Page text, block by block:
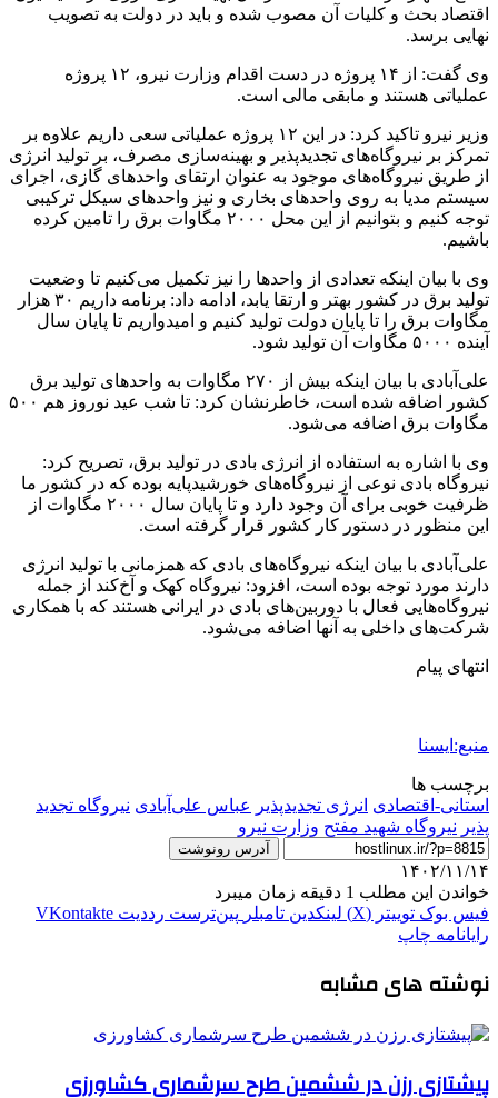
اقتصاد بحث و کلیات آن مصوب شده و باید در دولت به تصویب
نهایی برسد.
وی گفت: از ۱۴ پروژه در دست اقدام وزارت نیرو، ۱۲ پروژه
عملیاتی هستند و مابقی مالی است.
وزیر نیرو تاکید کرد: در این ۱۲ پروژه عملیاتی سعی داریم علاوه بر
تمرکز بر نیروگاه‌های تجدیدپذیر و بهینه‌سازی مصرف، بر تولید انرژی
از طریق نیروگاه‌های موجود به عنوان ارتقای واحدهای گازی، اجرای
سیستم مدیا به روی واحدهای بخاری و نیز واحدهای سیکل ترکیبی
توجه کنیم و بتوانیم از این محل ۲۰۰۰ مگاوات برق را تامین کرده
باشیم.
وی با بیان اینکه تعدادی از واحدها را نیز تکمیل می‌کنیم تا وضعیت
تولید برق در کشور بهتر و ارتقا یابد، ادامه داد: برنامه داریم ۳۰ هزار
مگاوات برق را تا پایان دولت تولید کنیم و امیدواریم تا پایان سال
آینده ۵۰۰۰ مگاوات آن تولید شود.
علی‌آبادی با بیان اینکه بیش از ۲۷۰ مگاوات به واحدهای تولید برق
کشور اضافه شده است، خاطرنشان کرد: تا شب عید نوروز هم ۵۰۰
مگاوات برق اضافه می‌شود.
وی با اشاره به استفاده از انرژی بادی در تولید برق، تصریح کرد:
نیروگاه بادی نوعی از نیروگاه‌های خورشیدپایه بوده که در کشور ما
ظرفیت خوبی برای آن وجود دارد و تا پایان سال ۲۰۰۰ مگاوات از
این منظور در دستور کار کشور قرار گرفته است.
علی‌آبادی با بیان اینکه نیروگاه‌های بادی که همزمانی با تولید انرژی
دارند مورد توجه بوده است، افزود: نیروگاه کهک و آخ‌کند از جمله
نیروگاه‌هایی فعال با دوربین‌های بادی در ایرانی هستند که با همکاری
شرکت‌های داخلی به آنها اضافه می‌شود.
انتهای پیام
منبع:ایسنا
برچسب ها
استانی-اقتصادی انرژی تجدید‌پذیر عباس علی‌آبادی نیروگاه تجدید
پذیر نیروگاه شهید مفتح وزارت نیرو
آدرس رونوشت
۱۴۰۲/۱۱/۱۴
خواندن این مطلب 1 دقیقه زمان میبرد
فیس بوک توییتر (X) لینکدین ‫تامبلر ‫پین‌ترست ‫رددیت ‫VKontakte
رایانامه چاپ
نوشته های مشابه
پیشتازی رزن در ششمین طرح سرشماری کشاورزی